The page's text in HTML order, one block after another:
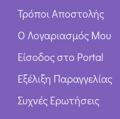
Τρόποι Αποστολής
Ο Λογαριασμός Μου
Είσοδος στο Portal
Εξέλιξη Παραγγελίας
Συχνές Ερωτήσεις